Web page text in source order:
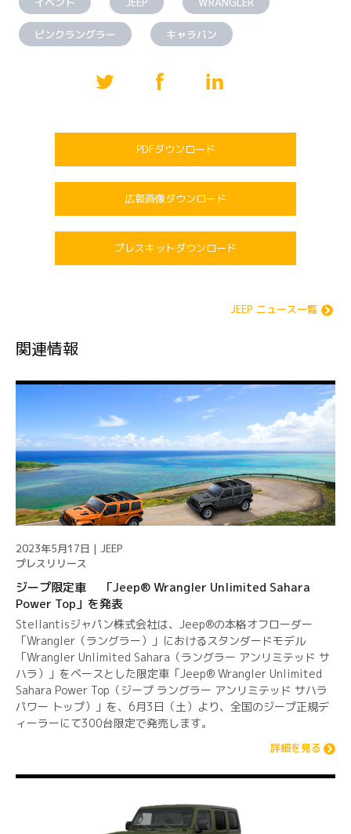
ピンクラングラー キャラバン
PDFダウンロード
広報画像ダウンロード
プレスキットダウンロード
JEEP ニュース一覧
関連情報
2023年5月17日 | JEEP
プレスリリース
ジープ限定車 「Jeep® Wrangler Unlimited Sahara
Power Top」を発表
Stellantisジャパン株式会社は、Jeep®の本格オフローダー
「Wrangler（ラングラー）」におけるスタンダードモデル
「Wrangler Unlimited Sahara（ラングラー アンリミテッド サ
ハラ）」をベースとした限定車「Jeep® Wrangler Unlimited
Sahara Power Top（ジープ ラングラー アンリミテッド サハラ
パワー トップ）」を、6月3日（土）より、全国のジープ正規デ
ィーラーにて300台限定で発売します。
詳細を見る